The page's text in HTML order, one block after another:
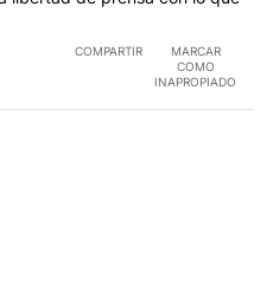
COMPARTIR
MARCAR
COMO
INAPROPIADO